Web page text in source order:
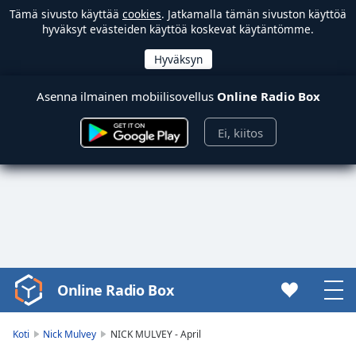
Tämä sivusto käyttää cookies. Jatkamalla tämän sivuston käyttöä
hyväksyt evästeiden käyttöä koskevat käytäntömme.
Asenna ilmainen mobiilisovellus Online Radio Box
Ei, kiitos
Video
Player
Online Radio Box
Koti Nick Mulvey NICK MULVEY - April